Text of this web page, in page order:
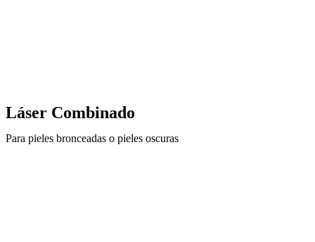
Láser Combinado
Para pieles bronceadas o pieles oscuras